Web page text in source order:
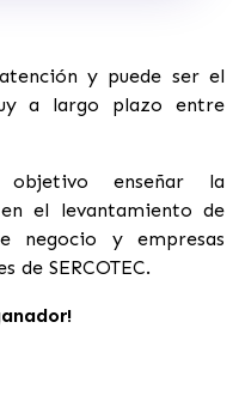
y puede ser el
a largo plazo entre
enseñar la
el levantamiento de
negocio y empresas
de SERCOTEC.